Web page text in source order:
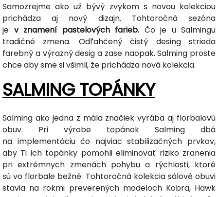
Samozrejme ako už bývý zvykom s novou kolekciou
prichádza aj nový dizajn. Tohtoročná sezóna
je v znamení pastelových farieb. Čo je u Salmingu
tradičné zmena. Odľahčený čistý desing strieda
farebný a výrazný desig a zase naopak. Salming proste
chce aby sme si všimli, že prichádza nová kolekcia.
SALMING TOPÁNKY
Salming ako jedna z mála značiek vyrába aj florbalovú
obuv. Pri výrobe topánok Salming dbá
na implementáciu čo najviac stabilizačných prvkov,
aby Ti ich topánky pomohli eliminovať riziko zranenia
pri extrémnych zmenách pohybu a rýchlosti, ktoré
sú vo florbale bežné. Tohtoročná kolekcia sálové obuvi
stavia na rokmi preverených modeloch Kobra, Hawk